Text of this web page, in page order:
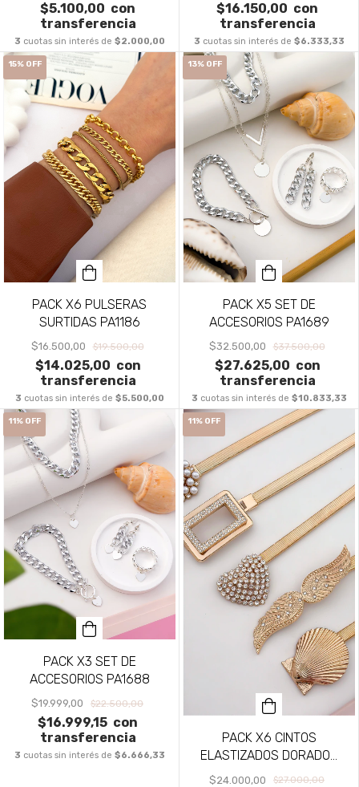
$5.100,00 con
transferencia
3 cuotas sin interés de $2.000,00
$16.150,00 con
transferencia
3 cuotas sin interés de $6.333,33
15% OFF
PACK X6 PULSERAS
SURTIDAS PA1186
$16.500,00 $19.500,00
$14.025,00 con
transferencia
3 cuotas sin interés de $5.500,00
13% OFF
PACK X5 SET DE
ACCESORIOS PA1689
$32.500,00 $37.500,00
$27.625,00 con
transferencia
3 cuotas sin interés de $10.833,33
11% OFF
PACK X3 SET DE
ACCESORIOS PA1688
$19.999,00 $22.500,00
$16.999,15 con
transferencia
3 cuotas sin interés de $6.666,33
11% OFF
PACK X6 CINTOS
ELASTIZADOS DORADOS
PA1677
$24.000,00 $27.000,00